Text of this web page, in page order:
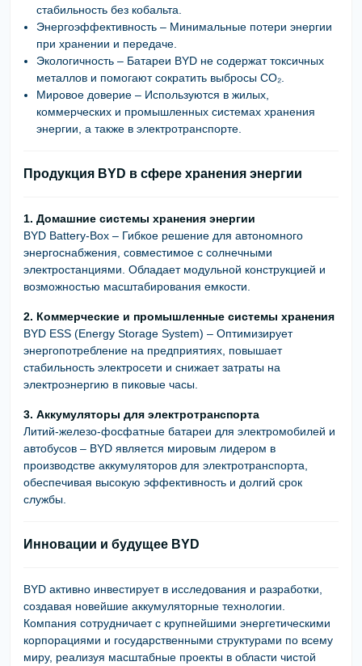
стабильность без кобальта.
Энергоэффективность – Минимальные потери энергии
при хранении и передаче.
Экологичность – Батареи BYD не содержат токсичных
металлов и помогаютсократить выбросы CO₂
Мировое доверие – Используются в жилых,
коммерческих и промышленных системах хранения
энергии , а также в электротранспорте
Продукция BYD в сфере хранения энергии
1. Домашние системы хранения энергии
BYD Battery-Box – Гибкое решение для автономного
энергоснабжения , совместимое с солнечными
электростанциями. Обладает модульной конструкцией и
возможностью масштабирования емкости
2. Коммерческие и промышленные системы хранения
BYD ESS (Energy Storage System) – Оптимизирует
энергопотребление на предприятиях , повышает
стабильность электросети и снижаетзатраты на
электроэнергию в пиковые часы.
3. Аккумуляторы для электротранспорта
Литий-железо-фосфатные батареи для электромобилей и
автобусов – BYD является мировым лидером в
производстве аккумуляторов для электротранспорта
обеспечивая высокую эффективность и долгий срок
службы
Инновации и будущее BYD
BYD активно инвестирует в исследования и разработки,
создавая новейшие аккумуляторные технологии
Компания сотрудничает с крупнейшими энергетическими
корпорациями и государственными структурами по всему
миру, реализуя масштабные проекты в области чистой